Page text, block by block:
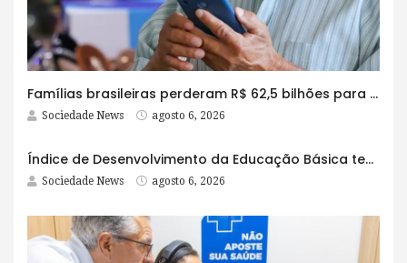
Famílias brasileiras perderam R$ 62,5 bilhões para bets em 2025
Sociedade News agosto 6, 2026
Índice de Desenvolvimento da Educação Básica tem elevação em todas as etapas
Sociedade News agosto 6, 2026